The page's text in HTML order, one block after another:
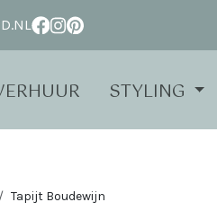
STYLING
Tapijt Boudewijn